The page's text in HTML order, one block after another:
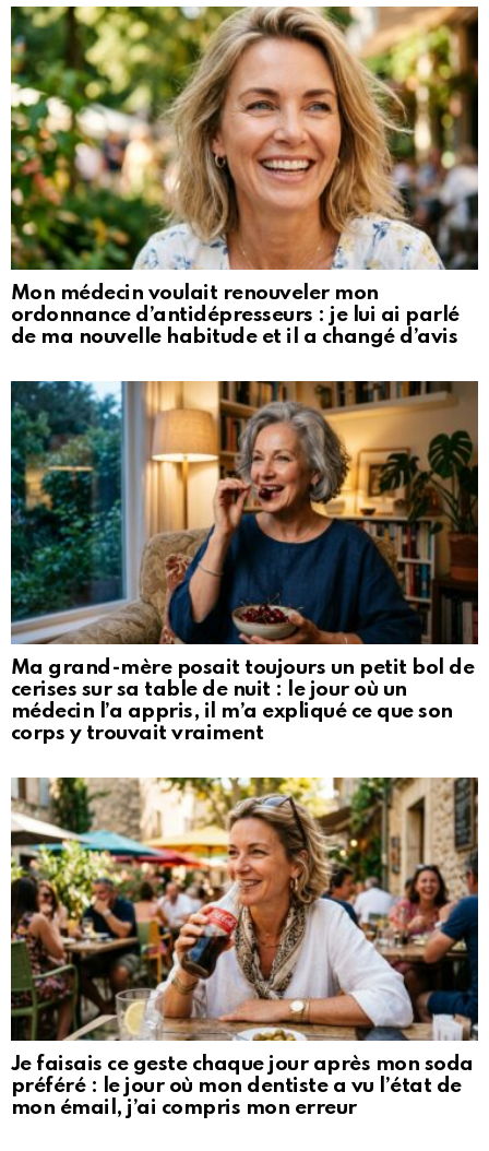
Mon médecin voulait renouveler mon
ordonnance d’antidépresseurs : je lui ai parlé
de ma nouvelle habitude et il a changé d’avis
Ma grand-mère posait toujours un petit bol de
cerises sur sa table de nuit : le jour où un
médecin l’a appris, il m’a expliqué ce que son
corps y trouvait vraiment
Je faisais ce geste chaque jour après mon soda
préféré : le jour où mon dentiste a vu l’état de
mon émail, j’ai compris mon erreur